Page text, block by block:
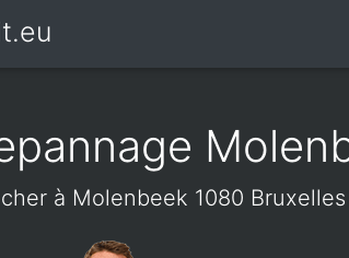
à Molenbeek 1080 Bruxelles